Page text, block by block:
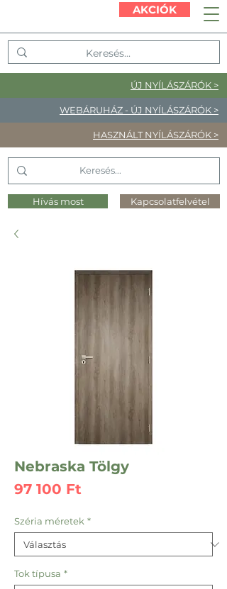
ÚJ NYÍLÁSZÁRÓK >
WEBÁRUHÁZ - ÚJ NYÍLÁSZÁRÓK >
HASZNÁLT NYÍLÁSZÁRÓK >
AKCIÓK
Hívás most Kapcsolatfelvétel
Nebraska Tölgy
97 100 Ft
Széria méretek *
Tok típusa *